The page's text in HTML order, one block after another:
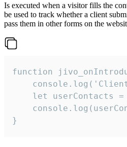
Is executed when a visitor fills the
be used to track whether a client
pass them in other forms on the
function
let userContacts
}